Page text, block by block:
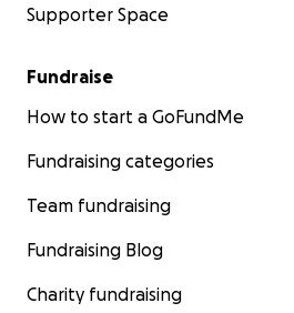
Supporter Space
Fundraise
How to start a GoFundMe
Fundraising categories
Team fundraising
Fundraising Blog
Charity fundraising